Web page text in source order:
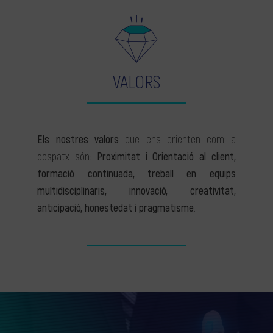
VALORS
Els nostres valors que ens orienten com a
despatx són: Proximitat i Orientació al client,
formació continuada, treball en equips
multidisciplinaris, innovació, creativitat,
anticipació, honestedat i pragmatisme.